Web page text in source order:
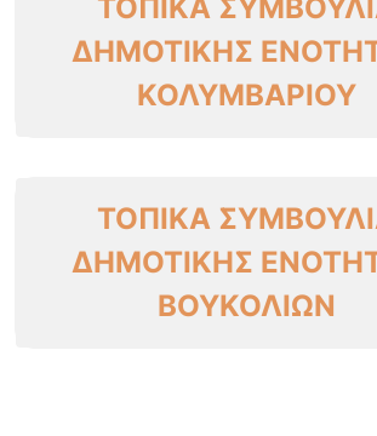
ΤΟΠΙΚΑ
ΔΗΜΟΤΙΚΗΣ
ΚΟΛΥΜΒΑΡΙΟΥ
ΤΟΠΙΚΑ
ΔΗΜΟΤΙΚΗΣ
ΒΟΥΚΟΛΙΩΝ